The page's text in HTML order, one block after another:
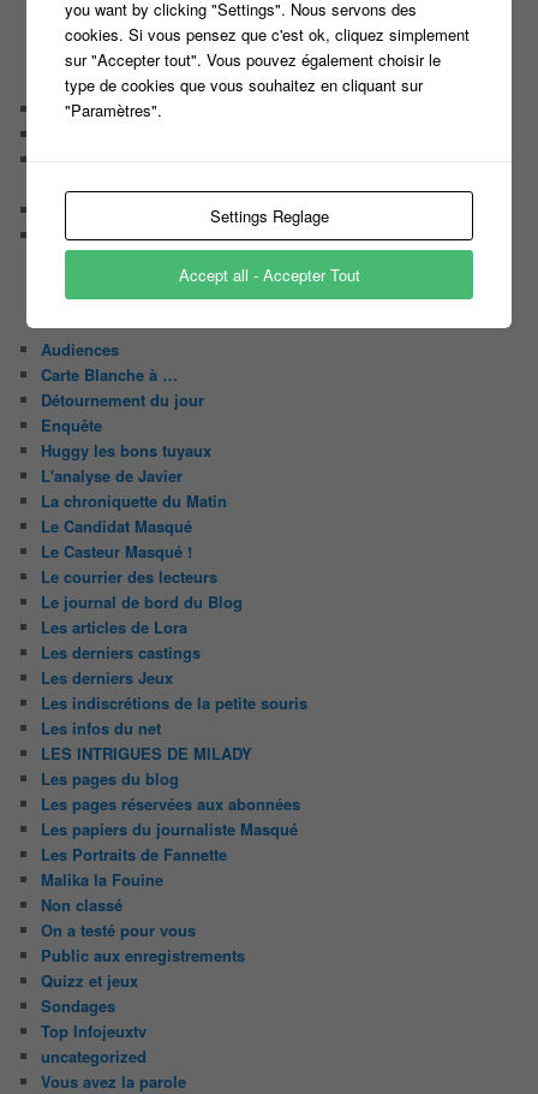
« N’oubliez pas les paroles » de Nagui sur France 2
ARTICLES RÉCENTS
Casting Ouvert Pour le nouveau jeu de Jarry ‘The Imposter’
Casting pour un nouveau jeu de Culture générale animé par
Casting pour une nouvelle émission Tv de Brocante
Participez en binôme à un nouveau JEU MUSICAL et tentez
Audiences
Carte Blanche à …
Détournement du jour
Enquête
Huggy les bons tuyaux
L'analyse de Javier
La chroniquette du Matin
Le Candidat Masqué
Le Casteur Masqué !
Le courrier des lecteurs
Le journal de bord du Blog
Les articles de Lora
Les derniers castings
Les derniers Jeux
Les indiscrétions de la petite souris
Les infos du net
LES INTRIGUES DE MILADY
Les pages du blog
Les pages réservées aux abonnées
Les papiers du journaliste Masqué
Les Portraits de Fannette
Malika la Fouine
Non classé
On a testé pour vous
Public aux enregistrements
Quizz et jeux
Sondages
Top Infojeuxtv
uncategorized
Vous avez la parole
you want by clicking "Settings". Nous servons des
cookies. Si vous pensez que c'est ok, cliquez simplement
sur "Accepter tout". Vous pouvez également choisir le
type de cookies que vous souhaitez en cliquant sur
"Paramètres".
Settings Reglage
Accept all - Accepter Tout